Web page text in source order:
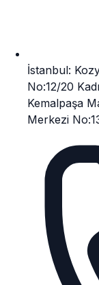
İstanbul:
No:12/20
Kemalpaşa
Merkezi